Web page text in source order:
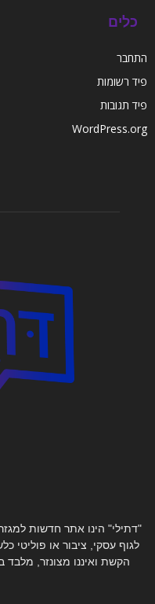
כלים
התחבר
פיד רשומות
פיד תגובות
WordPress.org
"דתילי" הינו אתר חדשות
לגוף עסקי, ציבור או פוליטי
הקשת ואיננו מצונזר, מלבד